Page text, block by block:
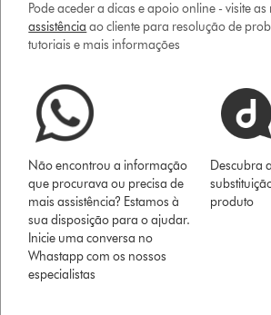
Pode aceder a dicas e apoio online - visite as
assistência ao cliente para resolução de
tutoriais e mais informações
Não encontrou a informação
que procurava ou precisa de
mais assistência? Estamos à
sua disposição para o ajudar.
Inicie uma conversa no
Whastapp com os nossos
especialistas
Descubra
produto